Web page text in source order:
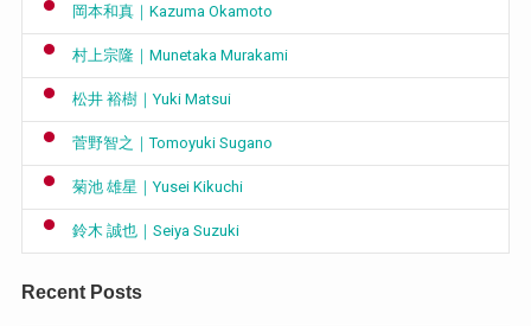
岡本和真｜Kazuma Okamoto
村上宗隆｜Munetaka Murakami
松井 裕樹｜Yuki Matsui
菅野智之｜Tomoyuki Sugano
菊池 雄星｜Yusei Kikuchi
鈴木 誠也｜Seiya Suzuki
Recent Posts